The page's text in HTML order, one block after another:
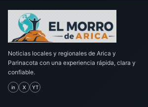
Noticias locales y regionales de Arica y
Parinacota con una experiencia rápida, clara y
confiable.
in X YT